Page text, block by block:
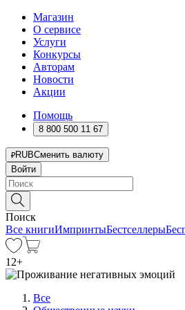
Магазин
О сервисе
Услуги
Конкурсы
Авторам
Новости
Акции
Помощь
8 800 500 11 67
RUBСменить валюту
Войти
Поиск
Все книгиИмпринтыБестселлеры
12+
Все